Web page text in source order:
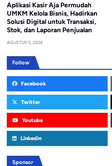
Aplikasi Kasir Aja Permudah
UMKM Kelola Bisnis, Hadirkan
Solusi Digital untuk Transaksi,
Stok, dan Laporan Penjualan
AGUSTUS 5, 2026
Follow
Facebook
Twitter
Youtube
Linkedin
Sponsor